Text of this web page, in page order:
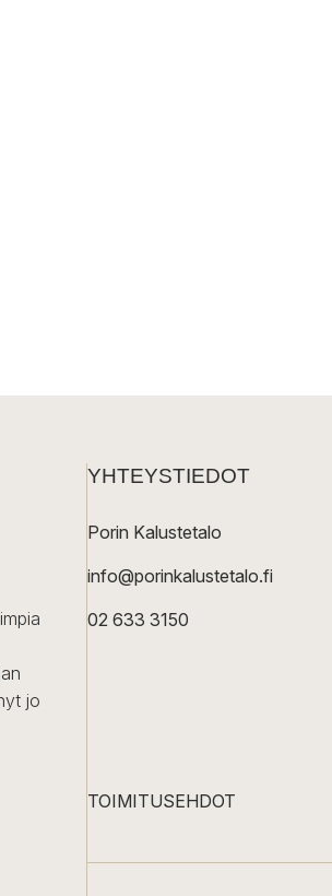
jo
YHTEYSTIEDOT
Porin Kalustetalo
info@porinkalustetalo.fi
02 633 3150
TOIMITUSEHDOT